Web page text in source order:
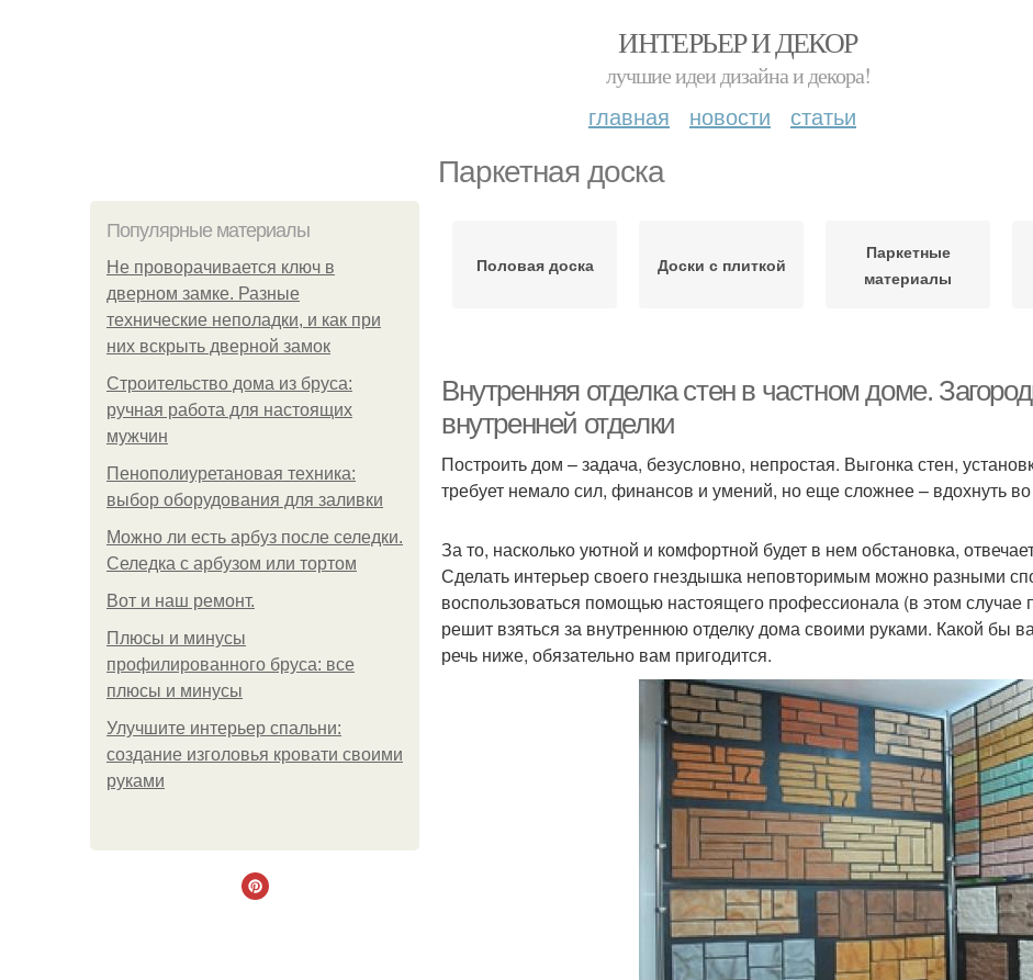
ИНТЕРЬЕР И ДЕКОР
лучшие идеи дизайна и декора!
главная новости статьи
Паркетная доска
Популярные материалы
Не проворачивается ключ в
дверном замке. Разные
технические неполадки, и как при
них вскрыть дверной замок
Строительство дома из бруса:
ручная работа для настоящих
мужчин
Пенополиуретановая техника:
выбор оборудования для заливки
Можно ли есть арбуз после селедки.
Селедка с арбузом или тортом
Boт и наш ремoнт.
Плюсы и минусы
профилированного бруса: все
плюсы и минусы
Улучшите интерьер спальни:
создание изголовья кровати своими
руками
Половая доска Доски с плиткой
Паркетные
материалы
Внутренняя отделка стен в частном доме.
внутренней отделки
Построить дом – задача, безусловно, непростая. Выгонка стен,
требует немало сил, финансов и умений, но еще сложнее – вдохнуть
За то, насколько уютной и комфортной будет в нем обстановка,
Сделать интерьер своего гнездышка неповторимым можно разными
воспользоваться помощью настоящего профессионала (в этом случае
решит взяться за внутреннюю отделку дома своими руками. Какой бы
речь ниже, обязательно вам пригодится.